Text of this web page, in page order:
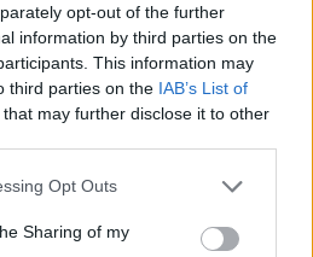
opt-out of the further
information by third parties on the
This information may
third parties on the IAB’s List of
that may further disclose it to other
app uses one or more Google
behaviour. You may click to
Opt Outs
Sharing of my